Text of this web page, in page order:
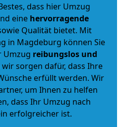
dass hier Umzug
eine hervorragende
Qualität bietet. Mit
in Magdeburg können Sie
Umzug reibungslos und
sorgen dafür, dass Ihre
erfüllt werden. Wir
um Ihnen zu helfen
dass Ihr Umzug nach
erfolgreicher ist.